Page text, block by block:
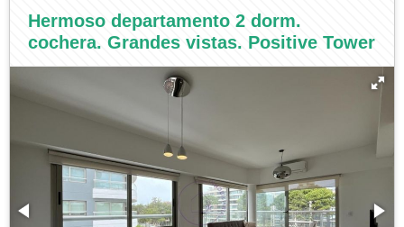
Hermoso departamento 2 dorm.
cochera. Grandes vistas. Positive Tower